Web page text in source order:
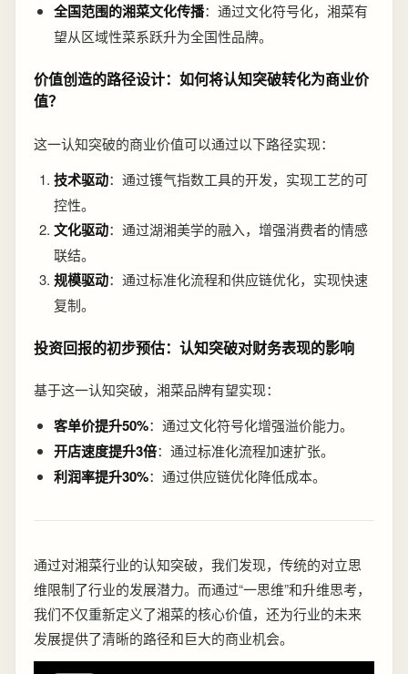
全国范围的湘菜文化传播：通过文化符号化，湘菜有
望从区域性菜系跃升为全国性品牌。
价值创造的路径设计：如何将认知突破转化为商业价
值？
这一认知突破的商业价值可以通过以下路径实现：
技术驱动：通过镬气指数工具的开发，实现工艺的可
控性。
文化驱动：通过湖湘美学的融入，增强消费者的情感
联结。
规模驱动：通过标准化流程和供应链优化，实现快速
复制。
投资回报的初步预估：认知突破对财务表现的影响
基于这一认知突破，湘菜品牌有望实现：
客单价提升50%：通过文化符号化增强溢价能力。
开店速度提升3倍：通过标准化流程加速扩张。
利润率提升30%：通过供应链优化降低成本。
通过对湘菜行业的认知突破，我们发现，传统的对立思
维限制了行业的发展潜力。而通过“一思维”和升维思考，
我们不仅重新定义了湘菜的核心价值，还为行业的未来
发展提供了清晰的路径和巨大的商业机会。